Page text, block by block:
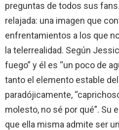
preguntas de todos sus
relajada: una imagen que
enfrentamientos a los que
la telerrealidad. Según
fuego” y él es “un poco de
tanto el elemento estable
paradójicamente,
molesto, no sé por qué”. Su
que ella misma admite ser